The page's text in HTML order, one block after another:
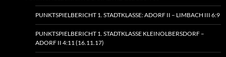
PUNKTSPIELBERICHT 1. STADTKLASSE: ADORF II – LIMBACH III 6:9
PUNKTSPIELBERICHT 1. STADTKLASSE KLEINOLBERSDORF –
ADORF II 4:11 (16.11.17)